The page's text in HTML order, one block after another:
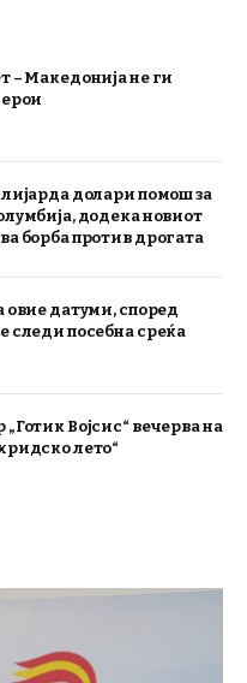
– Македонија не ги
долари помош за
додека новиот
борба против дрогата
овие датуми, според
следи посебна среќа
Војсис“ вечерва на
лето“